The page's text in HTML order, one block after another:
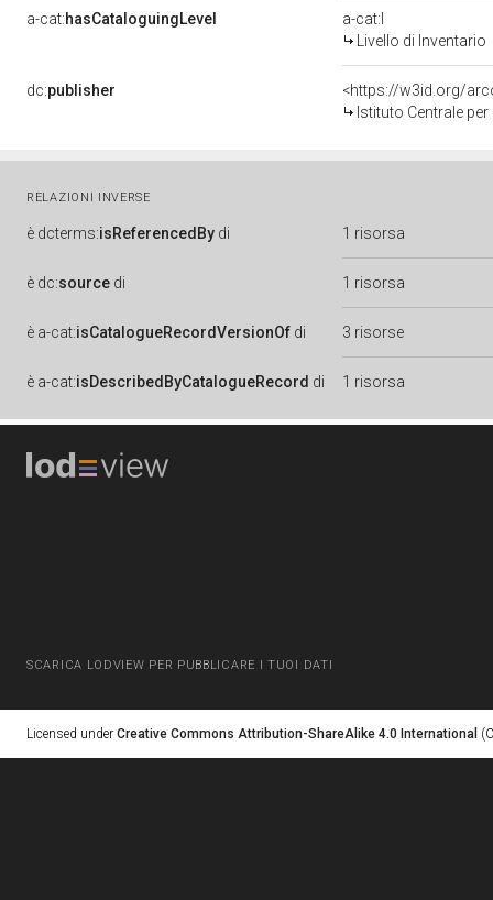
a-cat:hasCataloguingLevel
a-cat:I
Livello di Inventario
dc:publisher
<https://w3id.org/
Istituto Centrale
RELAZIONI INVERSE
è dcterms:isReferencedBy di 1 risorsa
è dc:source di 1 risorsa
è a-cat:isCatalogueRecordVersionOf di 3 risorse
è a-cat:isDescribedByCatalogueRecord di 1 risorsa
SCARICA LODVIEW PER PUBBLICARE I TUOI DATI
Licensed under Creative Commons Attribution-ShareAlike 4.0 International